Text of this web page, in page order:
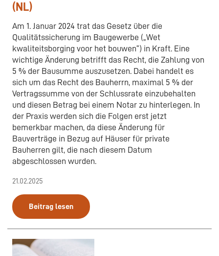
(NL)
Am 1. Januar 2024 trat das Gesetz über die
Qualitätssicherung im Baugewerbe („Wet
kwaliteitsborging voor het bouwen“) in Kraft. Eine
wichtige Änderung betrifft das Recht, die Zahlung von
5 % der Bausumme auszusetzen. Dabei handelt es
sich um das Recht des Bauherrn, maximal 5 % der
Vertragssumme von der Schlussrate einzubehalten
und diesen Betrag bei einem Notar zu hinterlegen. In
der Praxis werden sich die Folgen erst jetzt
bemerkbar machen, da diese Änderung für
Bauverträge in Bezug auf Häuser für private
Bauherren gilt, die nach diesem Datum
abgeschlossen wurden.
21.02.2025
Beitrag lesen